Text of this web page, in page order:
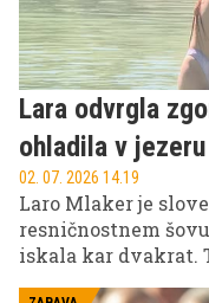
Lara odvrgla
ohladila v jezeru
02. 07. 2026 14.19
Laro Mlaker je
resničnostnem
iskala kar dvakrat.